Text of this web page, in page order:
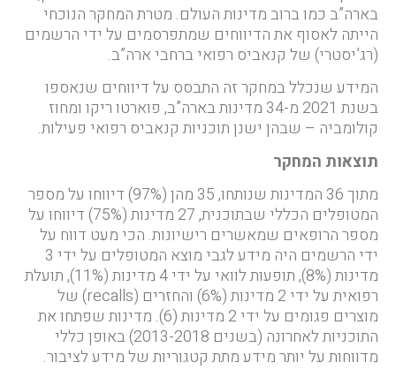
בארה”ב כמו ברוב מדינות העולם. מטרת המחקר הנוכחי
הייתה לאסוף את הדיווחים שמתפרסמים על ידי הרשמים
(רג’יסטרי) של קנאביס רפואי ברחבי ארה”ב.
המידע שנכלל במחקר זה התבסס על דיווחים שנאספו
בשנת 2021 מ-34 מדינות בארה”ב, פוארטו ריקו ומחוז
קולומביה – שבהן ישנן תוכניות קנאביס רפואי פעילות.
תוצאות המחקר
מתוך 36 המדינות שנותחו, 35 מהן (97%) דיווחו על מספר
המטופלים הכללי שבתוכנית, 27 מדינות (75%) דיווחו על
מספר הרופאים שמאשרים רישיונות. הכי מעט דווח על
ידי הרשמים היה מידע לגבי מוצא המטופלים על ידי 3
מדינות (8%), תופעות לוואי על ידי 4 מדינות (11%), תועלת
רפואית על ידי 2 מדינות (6%) והחזרים (recalls) של
מוצרים פגומים על ידי 2 מדינות (6). מדינות שפתחו את
התוכניות לאחרונה (בשנים 2013-2018) באופן כללי
מדווחות על יותר מידע מתת קטגוריות של מידע לציבור.